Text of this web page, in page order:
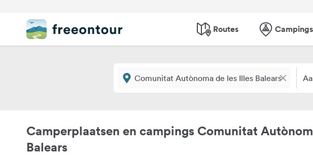
Routes Campings
Camperplaatsen en campings Comunitat
Balears